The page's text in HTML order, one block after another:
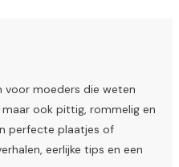
voor moeders die weten
ook pittig, rommelig en
perfecte plaatjes of
eerlijke tips en een